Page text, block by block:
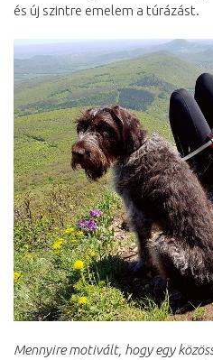
és új szintre emelem a túrázást.
Mennyire motivált, hogy egy